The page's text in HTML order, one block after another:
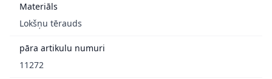
Materiāls
Lokšņu tērauds
pāra artikulu numuri
11272